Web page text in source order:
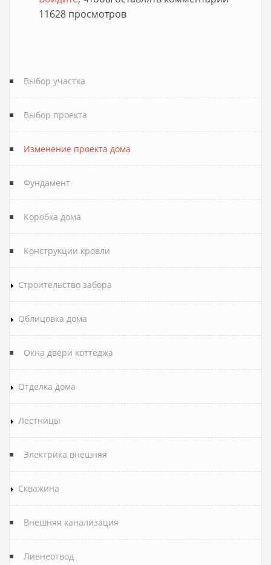
11628 просмотров
Выбор участка
Выбор проекта
Изменение проекта дома
Фундамент
Коробка дома
Конструкции кровли
Строительство забора
Облицовка дома
Окна двери коттеджа
Отделка дома
Лестницы
Электрика внешняя
Скважина
Внешняя канализация
Ливнеотвод